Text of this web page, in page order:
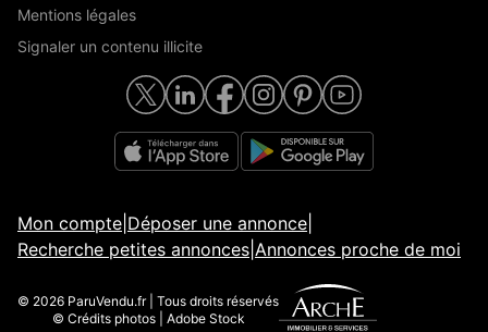
Mentions légales
Signaler un contenu illicite
Mon compte Déposer une annonce
Recherche petites annonces Annonces proche de moi
© 2026 ParuVendu.fr | Tous droits réservés
© Crédits photos | Adobe Stock